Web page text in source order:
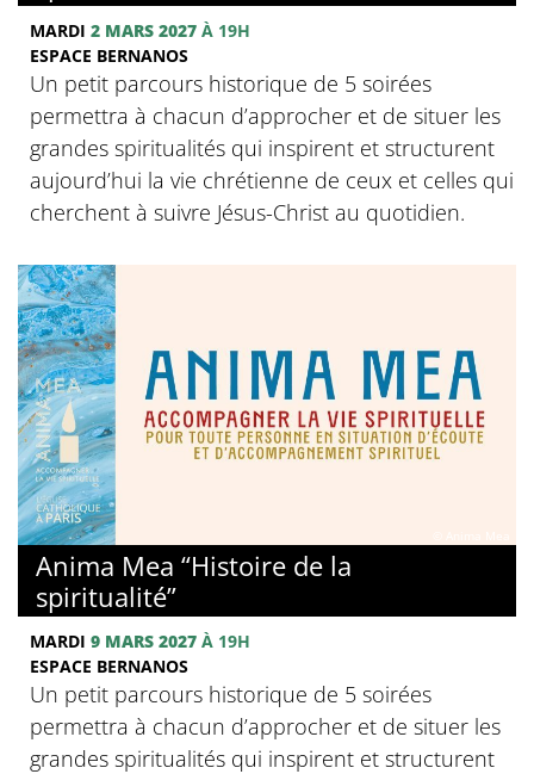
MARDI 2 MARS 2027 À 19H
ESPACE BERNANOS
Un petit parcours historique de 5 soirées
permettra à chacun d’approcher et de situer les
grandes spiritualités qui inspirent et structurent
aujourd’hui la vie chrétienne de ceux et celles qui
cherchent à suivre Jésus-Christ au quotidien.
Anima Mea “Histoire de la
spiritualité”
MARDI 9 MARS 2027 À 19H
ESPACE BERNANOS
Un petit parcours historique de 5 soirées
permettra à chacun d’approcher et de situer les
grandes spiritualités qui inspirent et structurent